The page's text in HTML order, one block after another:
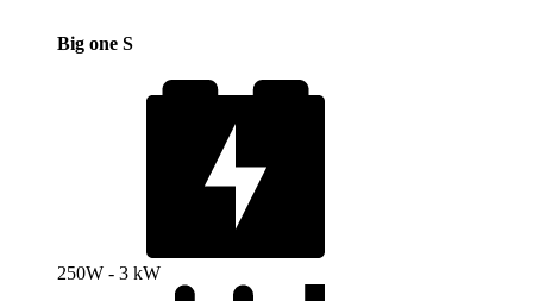
Big one S
250W - 3 kW